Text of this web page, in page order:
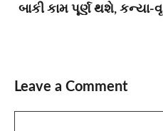
બાકી કામ પૂર્ણ થશે, કન્યા-
Leave a Comment